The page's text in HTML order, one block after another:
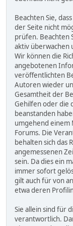
Beachten Sie,
der Seite nicht
prüfen. Beachten
aktiv überwachen
Wir können die
angebotenen
veröffentlichten
Autoren wieder
Gesamtheit der
Gehilfen oder die
beanstanden
umgehend
Forums. Die
behalten sich das
angemessenen
sein. Da dies ein
immer sofort
gilt auch für von
etwa deren
Sie allein sind für
verantwortlich.